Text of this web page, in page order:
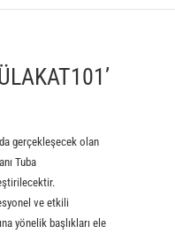
gerçekleşecek olan
Tuba
ve etkili
yönelik başlıkları ele